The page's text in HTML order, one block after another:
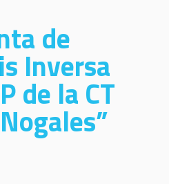
de
Inversa
de la CT